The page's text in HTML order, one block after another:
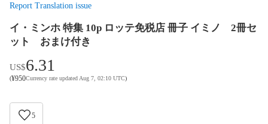
Report Translation issue
イ・ミンホ 特集 10p ロッテ免税店 冊子 イミノ 2冊セ
ット おまけ付き
US$6.31
(¥950Currency rate updated Aug 7, 02:10 UTC)
5